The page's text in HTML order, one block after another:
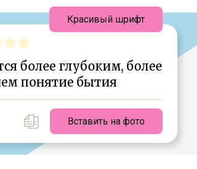
более глубоким, более
понятие бытия
Вставить на фото
Красивый шрифт